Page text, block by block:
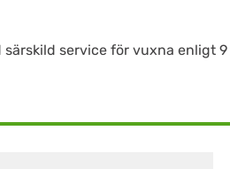
service för vuxna enligt 9